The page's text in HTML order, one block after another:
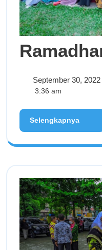
September 30, 2022
3:36 am
Selengkapnya